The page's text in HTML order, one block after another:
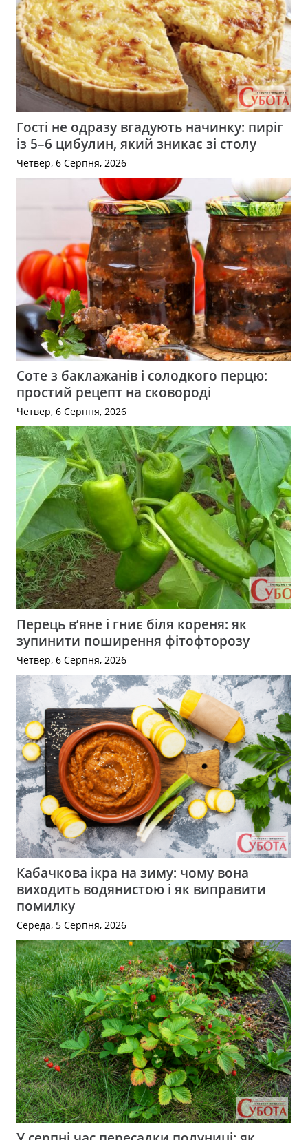
Гості не одразу вгадують начинку: пиріг
із 5–6 цибулин, який зникає зі столу
Четвер, 6 Серпня, 2026
Соте з баклажанів і солодкого перцю:
простий рецепт на сковороді
Четвер, 6 Серпня, 2026
Перець в’яне і гниє біля кореня: як
зупинити поширення фітофторозу
Четвер, 6 Серпня, 2026
Кабачкова ікра на зиму: чому вона
виходить водянистою і як виправити
помилку
Середа, 5 Серпня, 2026